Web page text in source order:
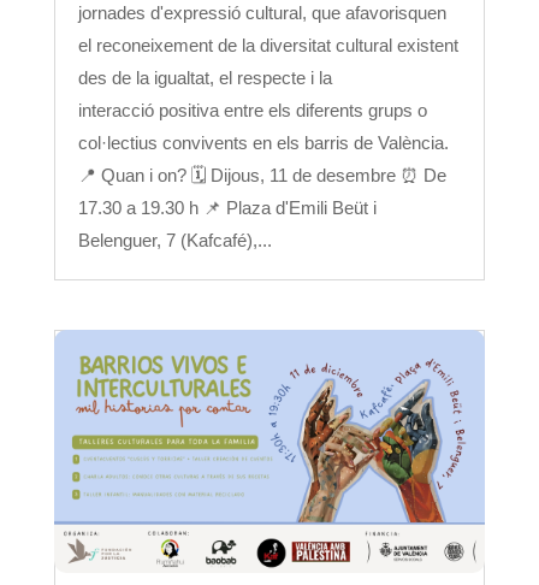
jornades d'expressió cultural, que afavorisquen
el reconeixement de la diversitat cultural existent
des de la igualtat, el respecte i la
interacció positiva entre els diferents grups o
col·lectius convivents en els barris de València.
📍 Quan i on? 🗓 Dijous, 11 de desembre ⏰ De
17.30 a 19.30 h 📌 Plaza d'Emili Beüt i
Belenguer, 7 (Kafcafé),...